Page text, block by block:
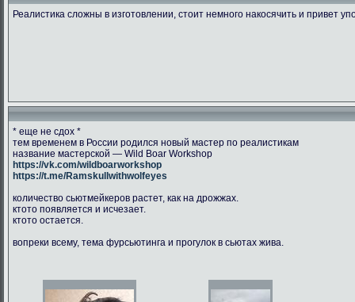
Реалистика сложны в изготовлении, стоит немного накосячить и привет
* еще не сдох *
тем временем в России родился новый мастер по реалистикам
название мастерской — Wild Boar Workshop
https://vk.com/wildboarworkshop
https://t.me/Ramskullwithwolfeyes
количество сьютмейкеров растет, как на дрожжах.
ктото появляется и исчезает.
ктото остается.
вопреки всему, тема фурсьютинга и прогулок в сьютах жива.